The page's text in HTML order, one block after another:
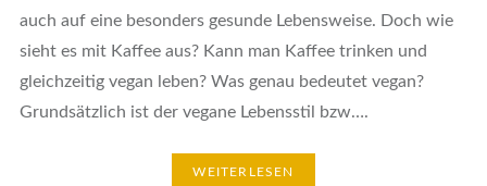
auch auf eine besonders gesunde Lebensweise. Doch wie
sieht es mit Kaffee aus? Kann man Kaffee trinken und
gleichzeitig vegan leben? Was genau bedeutet vegan?
Grundsätzlich ist der vegane Lebensstil bzw….
WEITERLESEN